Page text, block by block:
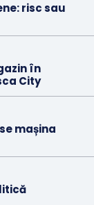
risc sau
în
City
mașina